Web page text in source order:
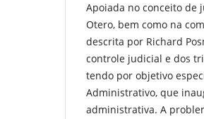
Apoiada no conceito de
Otero, bem como na
descrita por Richard
controle judicial e dos
tendo por objetivo
Administrativo, que
administrativa. A